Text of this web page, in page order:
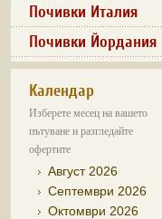
Почивки Италия
Почивки Йордания
Календар
Изберете месец на вашето
пътуване и разгледайте
офертите
Август 2026
Септември 2026
Октомври 2026